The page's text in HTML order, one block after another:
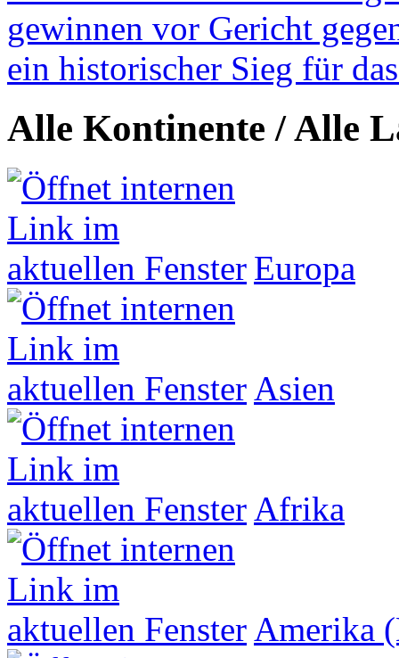
gewinnen vor Gericht
ein historischer Sieg für
Alle Kontinente / Alle
Europa
Asien
Afrika
Amerika